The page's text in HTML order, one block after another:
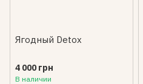
Ягодный Detox
4 000 грн
В наличии